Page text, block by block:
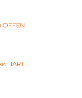
HART